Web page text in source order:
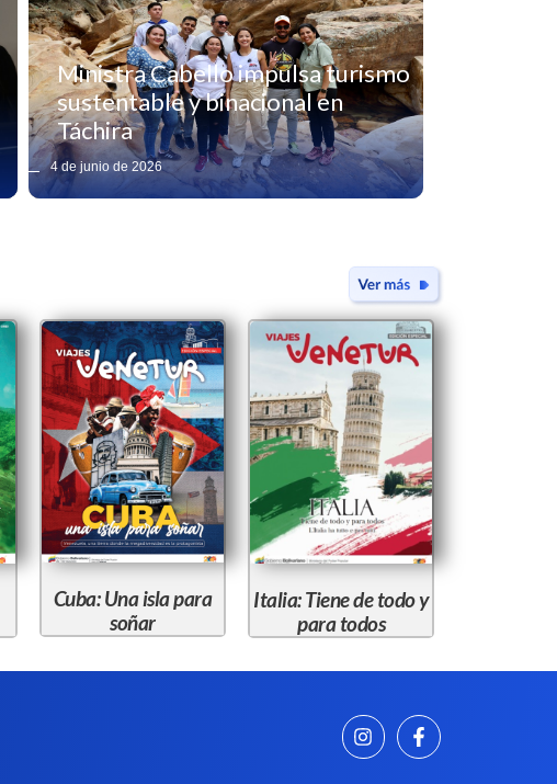
Ministra Cabello impulsa turismo
sustentable y binacional en
Táchira
4 de junio de 2026
Cuba: Una isla para
soñar
Italia: Tiene de todo y
para todos